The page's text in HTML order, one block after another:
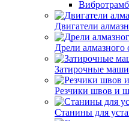
Двигатели
Дрели алмазного
Затирочные
Резчики швов и
Станины для